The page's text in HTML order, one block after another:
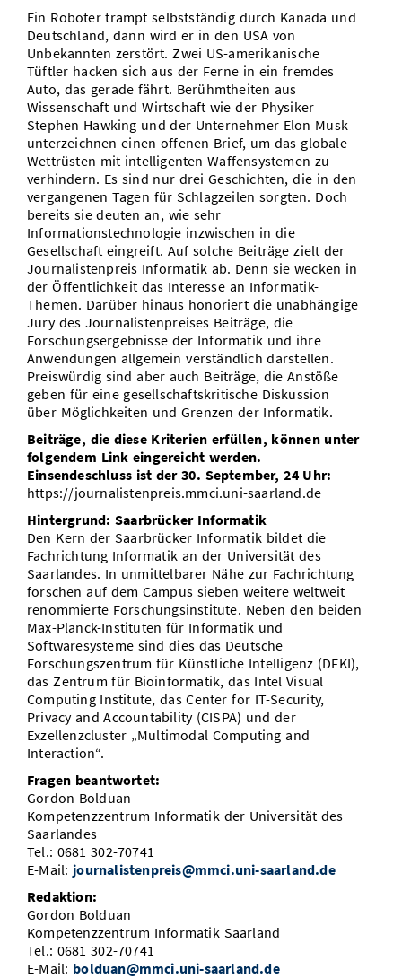
Vom Studium in den Beruf
Study Scheduler
Bibliothek
Open Science/Open Access
Start-ups
IT-Themenabend
Ranking
Zahlen & Fakten
Preise, Auszeichnungen und Förderungen
Kontakt
SIC Merchandise
SIC Podcast
Anfahrt
AnsprechpartnerInnen, Personen, Forschungsgruppen
Termine, Vorträge und Veranstaltungen
Alumni
Ein Roboter trampt selbstständig durch Kanada und
Deutschland, dann wird er in den USA von
Unbekannten zerstört. Zwei US-amerikanische
Tüftler hacken sich aus der Ferne in ein fremdes
Auto, das gerade fährt. Berühmtheiten aus
Wissenschaft und Wirtschaft wie der Physiker
Stephen Hawking und der Unternehmer Elon Musk
unterzeichnen einen offenen Brief, um das globale
Wettrüsten mit intelligenten Waffensystemen zu
verhindern. Es sind nur drei Geschichten, die in den
vergangenen Tagen für Schlagzeilen sorgten. Doch
bereits sie deuten an, wie sehr
Informationstechnologie inzwischen in die
Gesellschaft eingreift. Auf solche Beiträge zielt der
Journalistenpreis Informatik ab. Denn sie wecken in
der Öffentlichkeit das Interesse an Informatik-
Themen. Darüber hinaus honoriert die unabhängige
Jury des Journalistenpreises Beiträge, die
Forschungsergebnisse der Informatik und ihre
Anwendungen allgemein verständlich darstellen.
Preiswürdig sind aber auch Beiträge, die Anstöße
geben für eine gesellschaftskritische Diskussion
über Möglichkeiten und Grenzen der Informatik.
Beiträge, die diese Kriterien erfüllen, können unter
folgendem Link eingereicht werden.
Einsendeschluss ist der 30. September, 24 Uhr:
https://journalistenpreis.mmci.uni-saarland.de
Hintergrund: Saarbrücker Informatik
Den Kern der Saarbrücker Informatik bildet die
Fachrichtung Informatik an der Universität des
Saarlandes. In unmittelbarer Nähe zur Fachrichtung
forschen auf dem Campus sieben weitere weltweit
renommierte Forschungsinstitute. Neben den beiden
Max-Planck-Instituten für Informatik und
Softwaresysteme sind dies das Deutsche
Forschungszentrum für Künstliche Intelligenz (DFKI),
das Zentrum für Bioinformatik, das Intel Visual
Computing Institute, das Center for IT-Security,
Privacy and Accountability (CISPA) und der
Exzellenzcluster „Multimodal Computing and
Interaction“.
Fragen beantwortet:
Gordon Bolduan
Kompetenzzentrum Informatik der Universität des
Saarlandes
Tel.: 0681 302-70741
E-Mail: journalistenpreis@mmci.uni-saarland.de
Redaktion:
Gordon Bolduan
Kompetenzzentrum Informatik Saarland
Tel.: 0681 302-70741
E-Mail: bolduan@mmci.uni-saarland.de